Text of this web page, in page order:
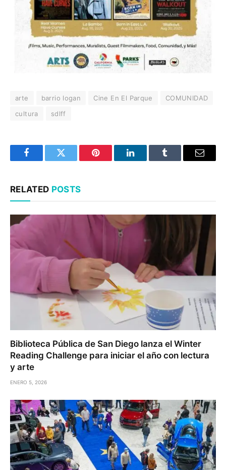
arte barrio logan Cine En El Parque
COMUNIDAD
cultura
sdlff
FacebookTwitter Pinterest LinkedInTumblr Email
RELATED POSTS
Biblioteca Pública de San Diego lanza el Winter
Reading Challenge para iniciar el año con lectura
y arte
ENERO 5, 2026